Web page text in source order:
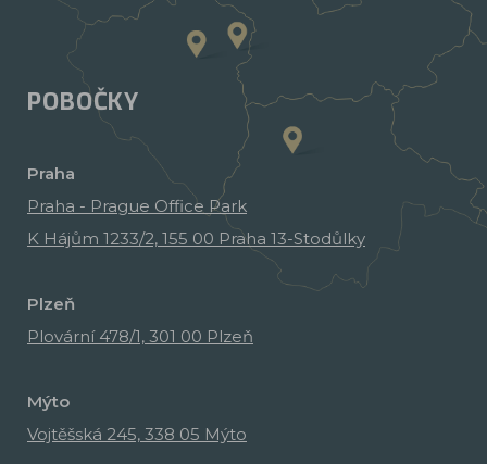
POBOČKY
Praha
Praha - Prague Office Park
K Hájům 1233/2, 155 00 Praha 13-Stodůlky
Plzeň
Plovární 478/1, 301 00 Plzeň
Mýto
Vojtěšská 245, 338 05 Mýto